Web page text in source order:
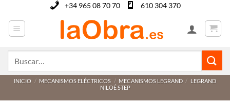
contenido
+34 965 08 70 70 610 304 370
INICIO / MECANISMOS ELÉCTRICOS / MECANISMOS LEGRAND / LEGRAND
NILOÉ STEP